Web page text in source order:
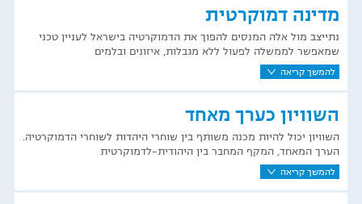
מדינה דמוקרטית
להמשך קריאה
נתייצב מול אלה המנסים להפוך את הדמוקרטיה בישראל לעניין טכני
שמאפשר לממשלה לפעול ללא מגבלות, איזונים ובלמים
השוויון כערך מאחד
להמשך קריאה
השוויון יכול להיות מכנה משותף בין שוחרי היהדות לשוחרי הדמוקרטיה.
הערך המאחד, המקף המחבר בין היהודית-לדמוקרטית